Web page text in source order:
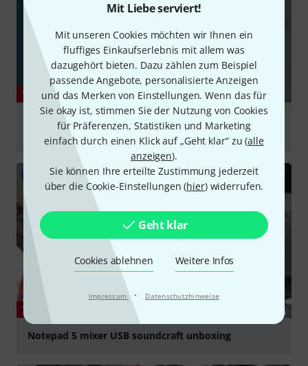
Mit Liebe serviert!
Mit unseren Cookies möchten wir Ihnen ein
fluffiges Einkaufserlebnis mit allem was
dazugehört bieten. Dazu zählen zum Beispiel
passende Angebote, personalisierte Anzeigen
und das Merken von Einstellungen. Wenn das für
Sie okay ist, stimmen Sie der Nutzung von Cookies
für Präferenzen, Statistiken und Marketing
einfach durch einen Klick auf „Geht klar“ zu (alle
anzeigen).
Sie können Ihre erteilte Zustimmung jederzeit
über die Cookie-Einstellungen (hier) widerrufen.
Geht klar
Cookies ablehnen Weitere Infos
Impressum · Datenschutzhinweise
YOUTUBE
Soundcraft Notepad-5 USB Mixer Detailed Overview -
YOUTUBE
Notepad 5 mixer USB soundcraft unboxing